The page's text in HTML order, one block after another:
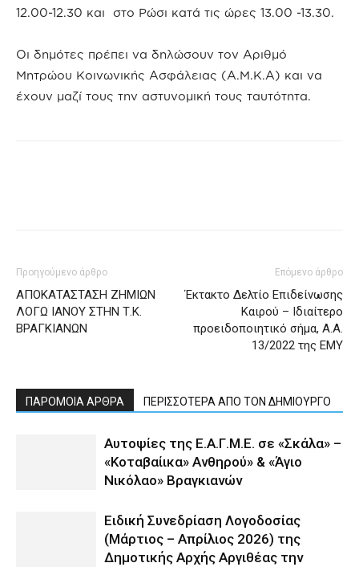
12.00-12.30 και στο Ρώσι κατά τις ώρες 13.00 -13.30.
Οι δημότες πρέπει να δηλώσουν τον Αριθμό
Μητρώου Κοινωνικής Ασφάλειας (Α.Μ.Κ.Α) και να
έχουν μαζί τους την αστυνομική τους ταυτότητα.
Προηγούμενο άρθρο
ΑΠΟΚΑΤΑΣΤΑΣΗ ΖΗΜΙΩΝ
ΛΟΓΩ ΙΑΝΟΥ ΣΤΗΝ Τ.Κ.
ΒΡΑΓΚΙΑΝΩΝ
Επόμενο άρθρο
Έκτακτο Δελτίο Επιδείνωσης
Καιρού – Ιδιαίτερο
προειδοποιητικό σήμα, Α.Α.
13/2022 της ΕΜΥ
ΠΑΡΟΜΟΙΑ ΑΡΘΡΑ ΠΕΡΙΣΣΟΤΕΡΑ ΑΠΟ ΤΟΝ ΔΗΜΙΟΥΡΓΟ
Αυτοψίες της Ε.Α.Γ.Μ.Ε. σε «Σκάλα» –
«Κοταβαίικα» Ανθηρού» & «Άγιο
Νικόλαο» Βραγκιανών
Ειδική Συνεδρίαση Λογοδοσίας
(Μάρτιος – Απρίλιος 2026) της
Δημοτικής Αρχής Αργιθέας την